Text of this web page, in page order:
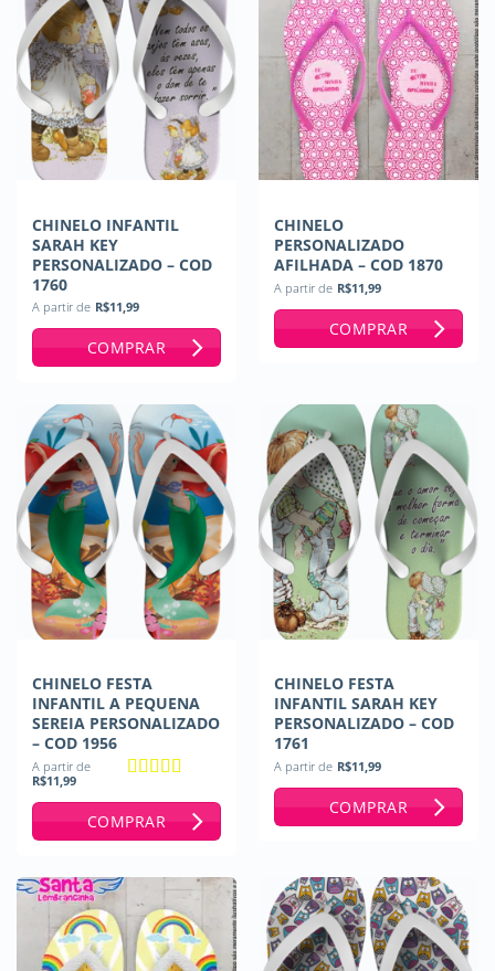
CHINELO INFANTIL
SARAH KEY
PERSONALIZADO – COD
1760
A partir de R$11,99
COMPRAR
CHINELO
PERSONALIZADO
AFILHADA – COD 1870
A partir de R$11,99
COMPRAR
CHINELO FESTA
INFANTIL A PEQUENA
SEREIA PERSONALIZADO
– COD 1956
A partir de
R$11,99
COMPRAR
CHINELO FESTA
INFANTIL SARAH KEY
PERSONALIZADO – COD
1761
A partir de R$11,99
COMPRAR